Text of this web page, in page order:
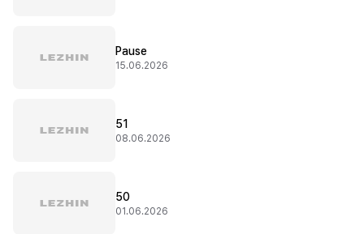
Pause
15.06.2026
51
08.06.2026
50
01.06.2026